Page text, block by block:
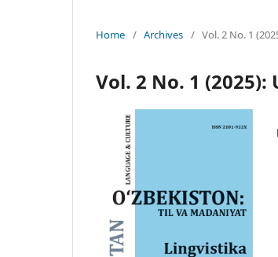
Home / Archives / Vol. 2 No. 1
Vol. 2 No. 1